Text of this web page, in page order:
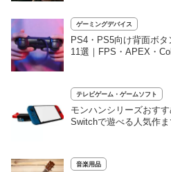
ゲーミングデバイス
PS4・PS5向け背面ボ
11選｜FPS・APEX・
テレビゲーム・ゲームソフト
モンハンシリーズおす
Switchで遊べる人気作
音楽用品